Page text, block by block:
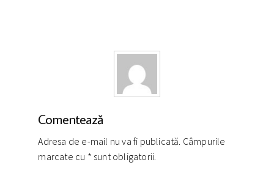
Comentează
Adresa de e-mail nu va fi publicată. Câmpurile
marcate cu * sunt obligatorii.